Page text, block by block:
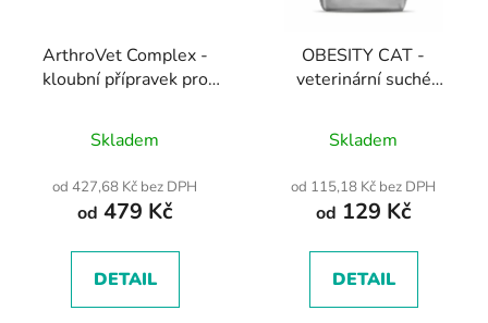
ArthroVet Complex -
kloubní přípravek pro
tablet
hodnocení
produktu
je
z
Skladem
od 427,68 Kč bez DPH
od 479 Kč
DETAIL
OBESITY CAT -
veterinární suché
Skladem
od 115,18 Kč bez DPH
od 129 Kč
DETAIL